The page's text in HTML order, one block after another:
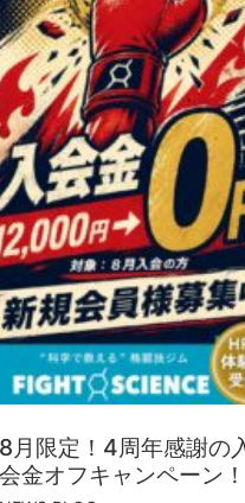
8月限定！4周年感謝の
会金オフキャンペーン！